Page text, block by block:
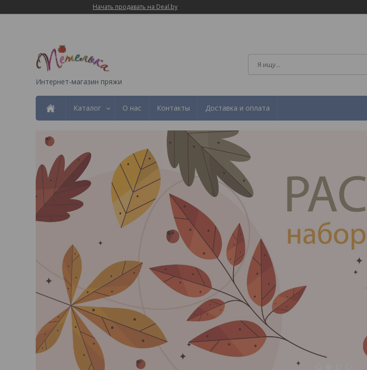
Начать продавать на Deal.by
Интернет-магазин пряжи
Каталог О нас Контакты Доставка и оплата